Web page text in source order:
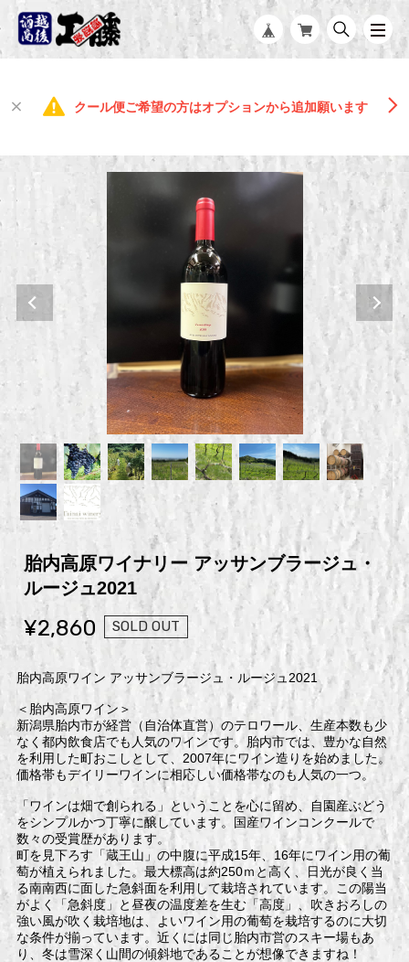
クール便ご希望の方はオプションから追加願います
胎内高原ワイナリー アッサンブラージュ・
ルージュ2021
¥2,860 SOLD OUT
胎内高原ワイン アッサンブラージュ・ルージュ2021
＜胎内高原ワイン＞
新潟県胎内市が経営（自治体直営）のテロワール、生産本数も少
なく都内飲食店でも人気のワインです。胎内市では、豊かな自然
を利用した町おこしとして、2007年にワイン造りを始めました。
価格帯もデイリーワインに相応しい価格帯なのも人気の一つ。
「ワインは畑で創られる」ということを心に留め、自園産ぶどう
をシンプルかつ丁寧に醸しています。国産ワインコンクールで
数々の受賞歴があります。
町を見下ろす「蔵王山」の中腹に平成15年、16年にワイン用の葡
萄が植えられました。最大標高は約250ｍと高く、日光が良く当
る南南西に面した急斜面を利用して栽培されています。この陽当
がよく「急斜度」と昼夜の温度差を生む「高度」、吹きおろしの
強い風が吹く栽培地は、よいワイン用の葡萄を栽培するのに大切
な条件が揃っています。近くには同じ胎内市営のスキー場もあ
り、冬は雪深く山間の傾斜地であることが想像できますね！